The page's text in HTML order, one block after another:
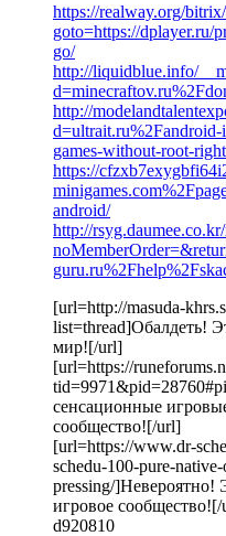
https://realway.org/
goto=https://dplayer.ru/
go/
http://liquidblue.info/
http://
games-without-root-
https://
android/
http://
[url=http://masuda-
list=thread]Обалдеть!
мир![/url]
[url=https://
сенсационные
сообщество![/url]
[url=https://www.dr-
schedu-100-pure-
pressing/]Невероятно!
игровое
d920810